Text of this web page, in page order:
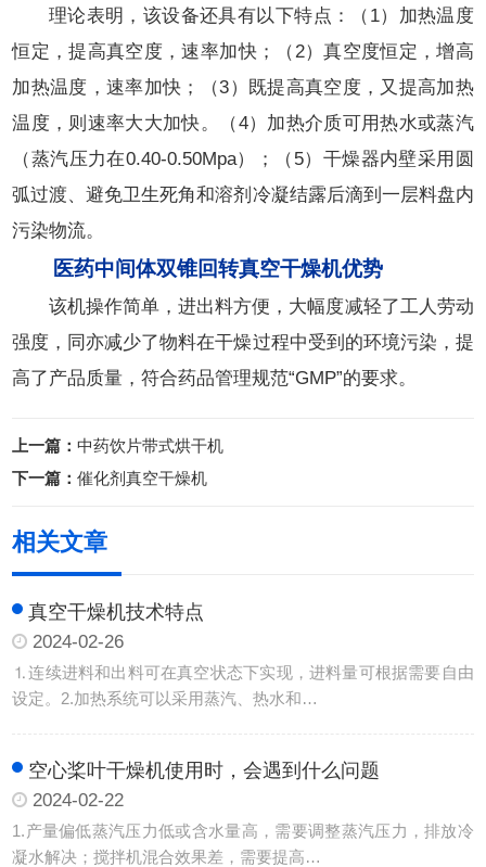
理论表明，该设备还具有以下特点：
（1） 加热温度
恒定，提高真空度，速率加快；
（2）真空度恒定，增高
加热温度，速率加快；
（3）
既提高真空度，又提高加热
温度，则速率大大加快。
（4） 加热介质可用热水或蒸汽
（蒸汽压力在0.40-0.50Mpa）；
（5） 干燥器内壁采用圆
弧过渡、避免卫生死角和溶剂冷凝结露后滴到一层料盘内
污染物流。
医药中间体双锥回转真空干燥机优势
该机操作简单，进出料方便，大幅度减轻了工人劳动
强度，同亦减少了物料在干燥过程中受到的环境污染，提
高了产品质量，符合药品管理规范“GMP”的要求。
上一篇：中药饮片带式烘干机
下一篇：催化剂真空干燥机
相关文章
真空干燥机技术特点
2024-02-26
⒈连续进料和出料可在真空状态下实现，进料量可根据需要自由
设定。2.加热系统可以采用蒸汽、热水和…
空心桨叶干燥机使用时，会遇到什么问题
2024-02-22
1.产量偏低蒸汽压力低或含水量高，需要调整蒸汽压力，排放冷
凝水解决；搅拌机混合效果差，需要提高…